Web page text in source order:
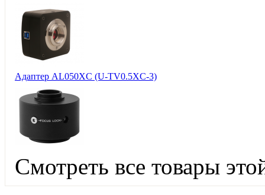
Адаптер AL050XC (U-TV0.5XC-3)
Смотреть все товары